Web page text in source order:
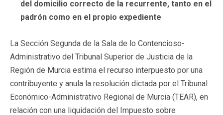
del domicilio correcto de la recurrente, tanto en el
padrón como en el propio expediente
La Sección Segunda de la Sala de lo Contencioso-
Administrativo del Tribunal Superior de Justicia de la
Región de Murcia estima el recurso interpuesto por una
contribuyente y anula la resolución dictada por el Tribunal
Económico-Administrativo Regional de Murcia (TEAR), en
relación con una liquidación del Impuesto sobre